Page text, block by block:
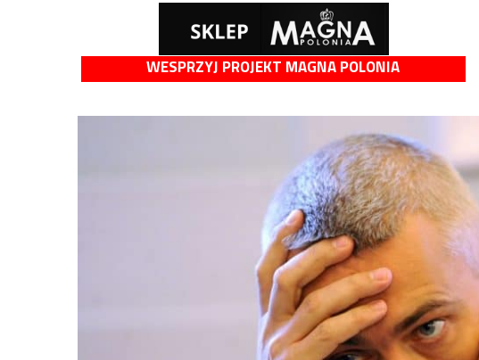
WESPRZYJ PROJEKT MAGNA POLONIA